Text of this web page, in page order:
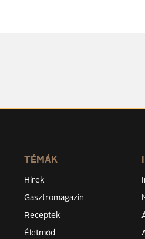
TÉMÁK
Hírek
Gasztromagazin
Receptek
Életmód